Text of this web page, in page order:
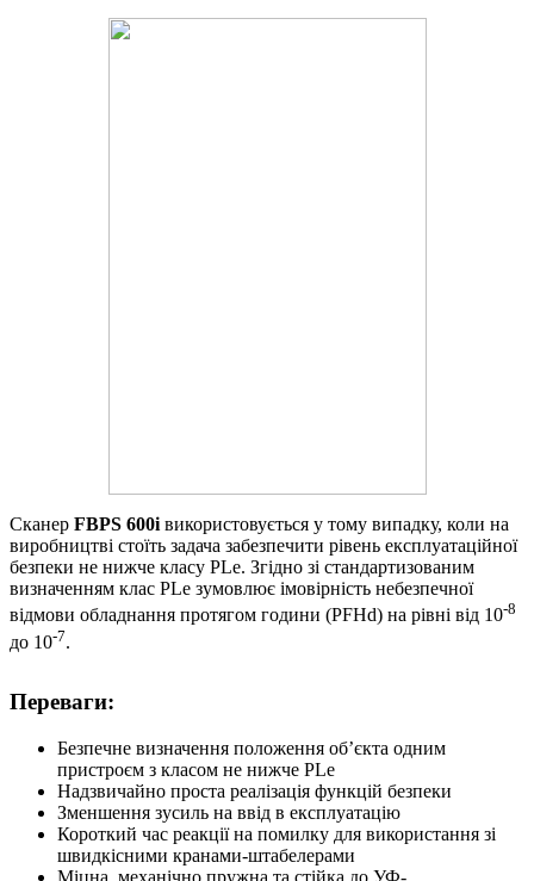
Сканер FBPS 600iвикористовується у тому випадку, коли на
виробництві стоїть задача забезпечити рівень експлуатаційної
безпеки не нижче класу PLe. Згідно зі стандартизованим
визначенням клас PLe зумовлює імовірність небезпечної
відмови обладнання протягом години (PFHd) на рівні від 10-8
до 10-7.
Переваги:
Безпечне визначення положення об’єкта одним
пристроєм з класом не нижче PLe
Надзвичайно проста реалізація функцій безпеки
Зменшення зусиль на ввід в експлуатацію
Короткий час реакції на помилку для використання зі
швидкісними кранами-штабелерами
Міцна, механічно пружна та стійка до УФ-